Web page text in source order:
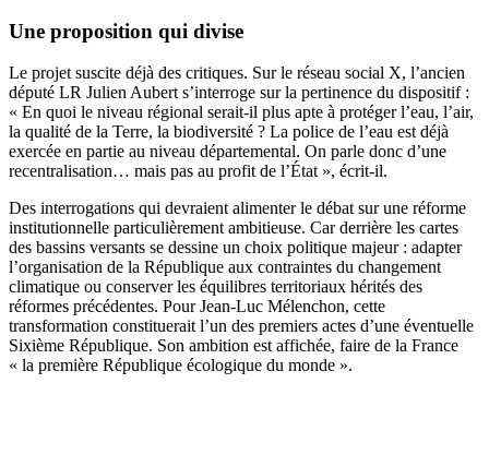
Une proposition qui divise
Le projet suscite déjà des critiques. Sur le réseau social X, l’ancien
député LR Julien Aubert s’interroge sur la pertinence du dispositif :
« En quoi le niveau régional serait-il plus apte à protéger l’eau, l’air,
la qualité de la Terre, la biodiversité ? La police de l’eau est déjà
exercée en partie au niveau départemental. On parle donc d’une
recentralisation… mais pas au profit de l’État », écrit-il.
Des interrogations qui devraient alimenter le débat sur une réforme
institutionnelle particulièrement ambitieuse. Car derrière les cartes
des bassins versants se dessine un choix politique majeur : adapter
l’organisation de la République aux contraintes du changement
climatique ou conserver les équilibres territoriaux hérités des
réformes précédentes. Pour Jean-Luc Mélenchon, cette
transformation constituerait l’un des premiers actes d’une éventuelle
Sixième République. Son ambition est affichée, faire de la France
« la première République écologique du monde ».